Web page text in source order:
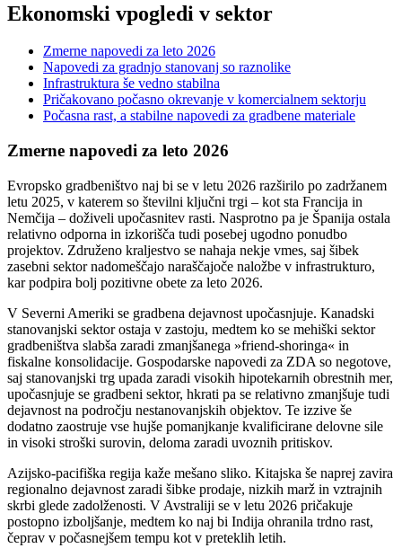
Ekonomski vpogledi v sektor
Zmerne napovedi za leto 2026
Napovedi za gradnjo stanovanj so raznolike
Infrastruktura še vedno stabilna
Pričakovano počasno okrevanje v komercialnem sektorju
Počasna rast, a stabilne napovedi za gradbene materiale
Zmerne napovedi za leto 2026
Evropsko gradbeništvo naj bi se v letu 2026 razširilo po zadržanem
letu 2025, v katerem so številni ključni trgi – kot sta Francija in
Nemčija – doživeli upočasnitev rasti. Nasprotno pa je Španija ostala
relativno odporna in izkorišča tudi posebej ugodno ponudbo
projektov. Združeno kraljestvo se nahaja nekje vmes, saj šibek
zasebni sektor nadomeščajo naraščajoče naložbe v infrastrukturo,
kar podpira bolj pozitivne obete za leto 2026.
V Severni Ameriki se gradbena dejavnost upočasnjuje. Kanadski
stanovanjski sektor ostaja v zastoju, medtem ko se mehiški sektor
gradbeništva slabša zaradi zmanjšanega »friend-shoringa« in
fiskalne konsolidacije. Gospodarske napovedi za ZDA so negotove,
saj stanovanjski trg upada zaradi visokih hipotekarnih obrestnih mer,
upočasnjuje se gradbeni sektor, hkrati pa se relativno zmanjšuje tudi
dejavnost na področju nestanovanjskih objektov. Te izzive še
dodatno zaostruje vse hujše pomanjkanje kvalificirane delovne sile
in visoki stroški surovin, deloma zaradi uvoznih pritiskov.
Azijsko-pacifiška regija kaže mešano sliko. Kitajska še naprej zavira
regionalno dejavnost zaradi šibke prodaje, nizkih marž in vztrajnih
skrbi glede zadolženosti. V Avstraliji se v letu 2026 pričakuje
postopno izboljšanje, medtem ko naj bi Indija ohranila trdno rast,
čeprav v počasnejšem tempu kot v preteklih letih.